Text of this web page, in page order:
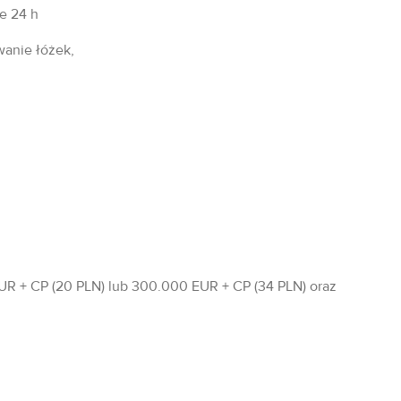
24 h
łóżek,
+ CP (20 PLN) lub 300.000 EUR + CP (34 PLN) oraz